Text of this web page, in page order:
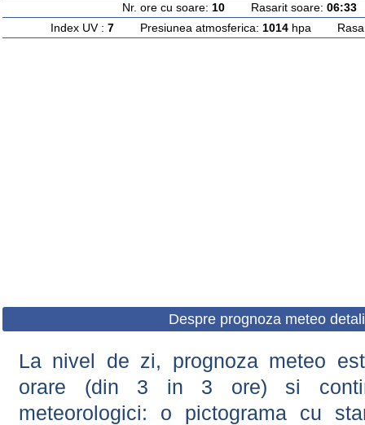
Nr. ore cu soare: 10Rasarit soare: 06:33
Index UV : 7Presiunea atmosferica: 1014hpa
Despre prognoza meteo
La nivel de zi, prognoza meteo
orare (din 3 in 3 ore) si
meteorologici: o pictograma cu